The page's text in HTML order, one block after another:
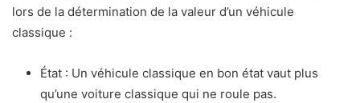
lors de la détermination de la valeur d’un véhicule
classique :
État : Un véhicule classique en bon état vaut plus
qu’une voiture classique qui ne roule pas.